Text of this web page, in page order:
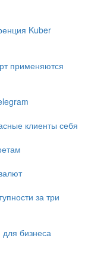
Kuber
применяются
клиенты себя
за три
для бизнеса